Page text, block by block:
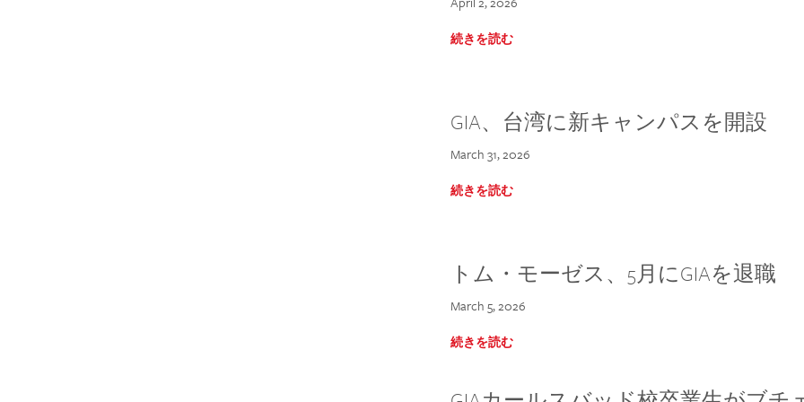
続きを読む
GIA、台湾に新キャンパスを開設
March 31, 2026
続きを読む
トム・モーゼス、5月にGIAを退職
March 5, 2026
続きを読む